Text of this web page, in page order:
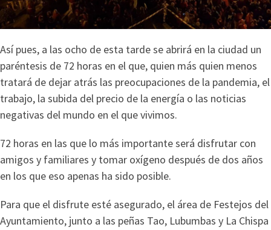
Así pues, a las ocho de esta tarde se abrirá en la ciudad un
paréntesis de 72 horas en el que, quien más quien menos
tratará de dejar atrás las preocupaciones de la pandemia, el
trabajo, la subida del precio de la energía o las noticias
negativas del mundo en el que vivimos.
72 horas en las que lo más importante será disfrutar con
amigos y familiares y tomar oxígeno después de dos años
en los que eso apenas ha sido posible.
Para que el disfrute esté asegurado, el área de Festejos del
Ayuntamiento, junto a las peñas Tao, Lubumbas y La Chispa